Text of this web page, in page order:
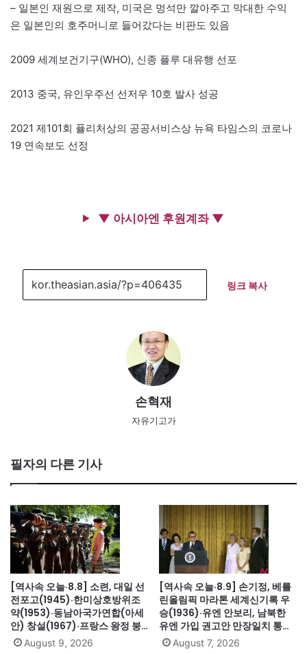
– 일본인 재원으로 제작, 미국은 멍석만 깔아주고 막대한 수익
은 일본인의 호주머니로 들어갔다는 비판도 있음
2009 세계보건기구(WHO), 신종 플루 대유행 선포
2013 중국, 유인우주선 선저우 10호 발사 성공
2021 제101회 퓰리처상의 공공서비스상 뉴욕 타임스의 코로나
19 연속보도 선정
▼ 아시아엔 후원계좌 ▼
링크 복사
손혁재
자유기고가
필자의 다른 기사
[역사속 오늘·8.8] 소련, 대일 선
전포고(1945)·한미상호방위조
약(1953)·동남아국가연합(아세
안) 창설(1967)·프랑스 왕정 붕
괴·루이 16세 폐위(1792)·무용가
August 9, 2026
[역사속 오늘·8.9] 손기정, 베를
린올림픽 마라톤 세계신기록 우
승(1936)·유엔 안보리, 남북한
유엔 가입 권고안 만장일치 통과
(1991)·싱가포르, 말레이시아에
August 7, 2026